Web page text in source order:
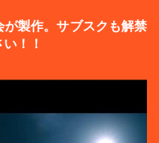
製作。サブスクも解禁
！！